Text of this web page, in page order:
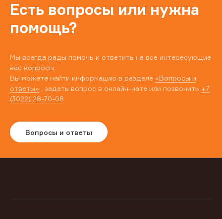
Есть вопросы или нужна
помощь?
Мы всегда рады помочь и ответить на все интересующие
вас вопросы.
Вы можете найти информацию в разделе «Вопросы и
ответы» , задать вопрос в онлайн-чате или позвонить +7
(3022) 28-70-08
Вопросы и ответы